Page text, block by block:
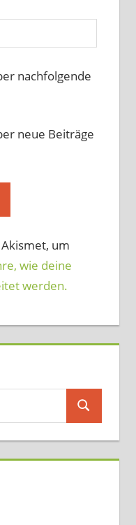
nachfolgende
neue Beiträge
um
wie deine
werden.
Suchen